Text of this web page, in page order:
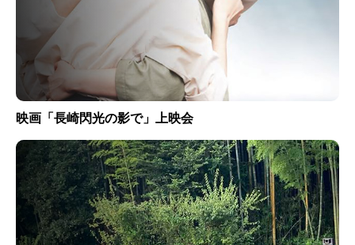
映画「長崎閃光の影で」上映会